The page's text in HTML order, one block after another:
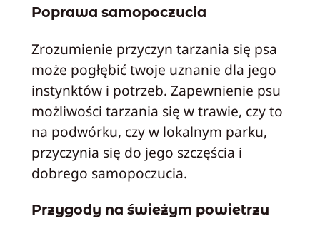
Poprawa samopoczucia
Zrozumienie przyczyn tarzania się psa
może pogłębić twoje uznanie dla jego
instynktów i potrzeb. Zapewnienie psu
możliwości tarzania się w trawie, czy to
na podwórku, czy w lokalnym parku,
przyczynia się do jego szczęścia i
dobrego samopoczucia.
Przygody na świeżym powietrzu